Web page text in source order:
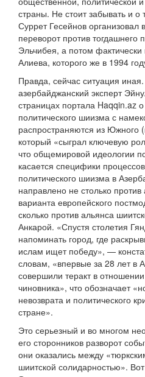
страны. Не стоит забывать и
Суррет Гесейнов организовал
переворот против тогдашнего
Эльчибея, а потом
Алиева, которого же в 1994
Правда, сейчас ситуация
азербайджанский эксперт
страницах портала Haqqin.az
политического шиизма с
распространяются из Южного
который «сыграл ключевую
что общемировой идеологии
касается специфики
политического шиизма в
направлено не столько
варианта европейского
сколько против альянса
Анкарой. «Спустя столетия
напоминать город, где
ислам ищет победу», —
словам, «впервые за 28 лет в
совершили теракт в
чиновника», что обозначает
невозврата и политического
стране».
Это серьезный и во многом
его сторонников разворот
они оказались между
шиитской солидарностью».